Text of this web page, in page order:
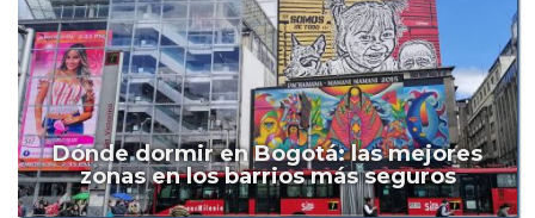
Dónde dormir en Bogotá: las mejores
zonas en los barrios más seguros